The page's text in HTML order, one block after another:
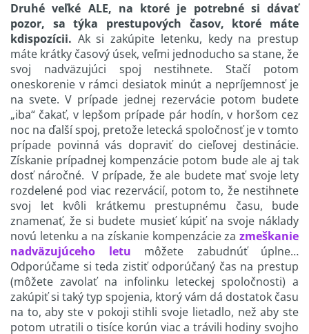
Druhé veľké ALE, na ktoré je potrebné si dávať
pozor, sa týka prestupových časov, ktoré máte
kdispozícii. Ak si zakúpite letenku, kedy na prestup
máte krátky časový úsek, veľmi jednoducho sa stane, že
svoj nadväzujúci spoj nestihnete. Stačí potom
oneskorenie v rámci desiatok minút a nepríjemnosť je
na svete. V prípade jednej rezervácie potom budete
„iba“ čakať, v lepšom prípade pár hodín, v horšom cez
noc na ďalší spoj, pretože letecká spoločnosť je v tomto
prípade povinná vás dopraviť do cieľovej destinácie.
Získanie prípadnej kompenzácie potom bude ale aj tak
dosť náročné. V prípade, že ale budete mať svoje lety
rozdelené pod viac rezervácií, potom to, že nestihnete
svoj let kvôli krátkemu prestupnému času, bude
znamenať, že si budete musieť kúpiť na svoje náklady
novú letenku a na získanie kompenzácie za zmeškanie
nadväzujúceho letu môžete zabudnúť úplne…
Odporúčame si teda zistiť odporúčaný čas na prestup
(môžete zavolať na infolinku leteckej spoločnosti) a
zakúpiť si taký typ spojenia, ktorý vám dá dostatok času
na to, aby ste v pokoji stihli svoje lietadlo, než aby ste
potom utratili o tisíce korún viac a trávili hodiny svojho